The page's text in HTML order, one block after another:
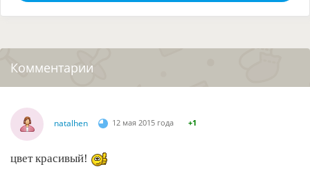
Комментарии
natalhen 12 мая 2015 года +1
цвет красивый!